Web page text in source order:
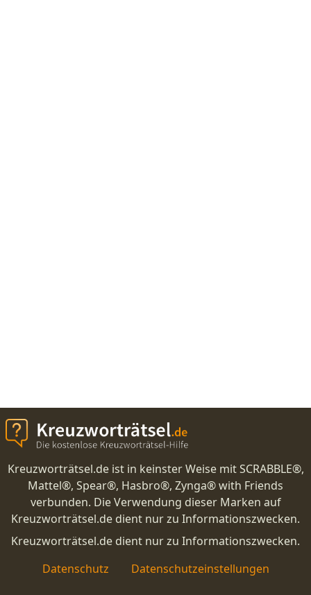
Kreuzworträtsel.de ist in keinster Weise mit SCRABBLE®,
Mattel®, Spear®, Hasbro®, Zynga® with Friends
verbunden. Die Verwendung dieser Marken auf
Kreuzworträtsel.de dient nur zu Informationszwecken.
Kreuzworträtsel.de dient nur zu Informationszwecken.
Datenschutz
Datenschutzeinstellungen